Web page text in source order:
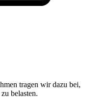
tragen wir dazu bei,
belasten.